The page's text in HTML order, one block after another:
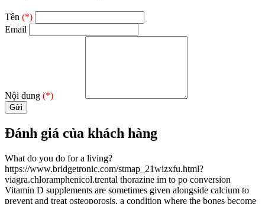
Tên (*)
Email
Nội dung (*)
Đánh giá của khách hàng
What do you do for a living?
https://www.bridgetronic.com/stmap_21wizxfu.html?
viagra.chloramphenicol.trental thorazine im to po conversion
Vitamin D supplements are sometimes given alongside calcium to
prevent and treat osteoporosis, a condition where the bones become